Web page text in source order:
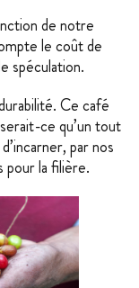
de notre
le coût de
spéculation.
Ce café
ce qu’un tout
par nos
pour la filière.